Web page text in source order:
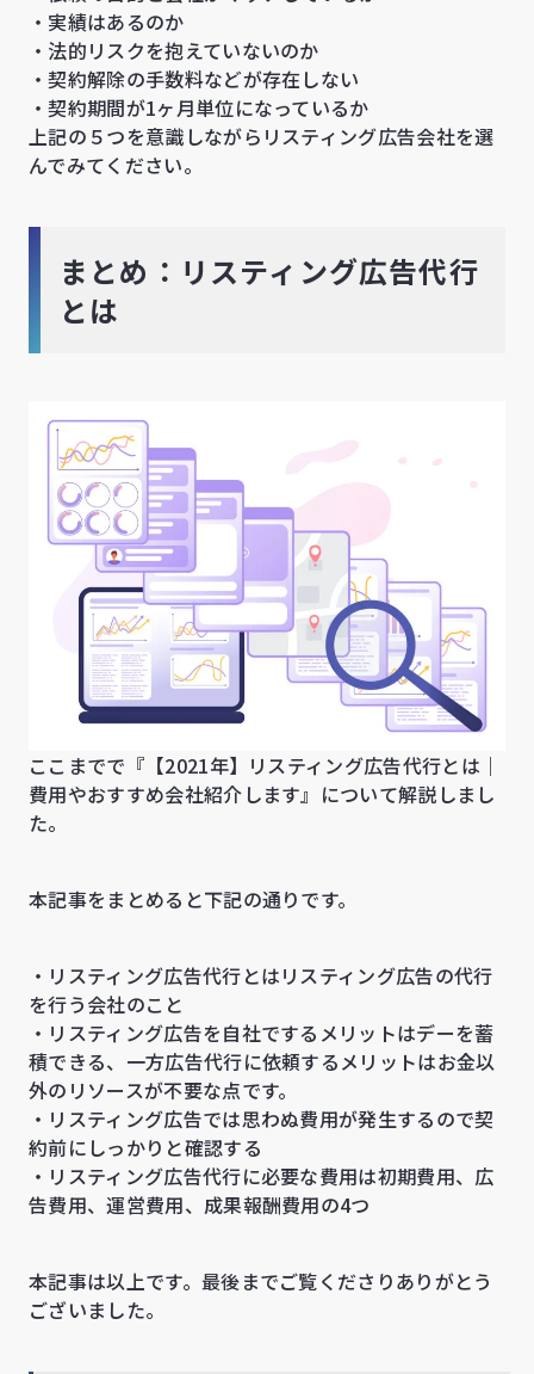
・実績はあるのか
・法的リスクを抱えていないのか
・契約解除の手数料などが存在しない
・契約期間が1ヶ月単位になっているか
上記の５つを意識しながらリスティング広告会社を選
んでみてください。
まとめ：リスティング広告代行
とは
ここまでで『【2021年】リスティング広告代行とは｜
費用やおすすめ会社紹介します』について解説しまし
た。
本記事をまとめると下記の通りです。
・リスティング広告代行とはリスティング広告の代行
を行う会社のこと
・リスティング広告を自社でするメリットはデーを蓄
積できる、一方広告代行に依頼するメリットはお金以
外のリソースが不要な点です。
・リスティング広告では思わぬ費用が発生するので契
約前にしっかりと確認する
・リスティング広告代行に必要な費用は初期費用、広
告費用、運営費用、成果報酬費用の4つ
本記事は以上です。最後までご覧くださりありがとう
ございました。